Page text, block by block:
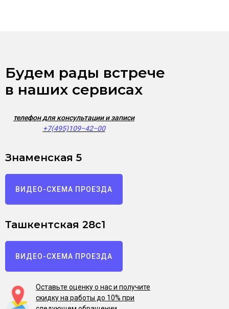
Будем рады встрече
в наших сервисах
телефон для консультации и записи
+7(495)109−42−00
Знаменская 5
ВИДЕО-СХЕМА ПРОЕЗДА
Ташкентская 28с1
ВИДЕО-СХЕМА ПРОЕЗДА
Оставьте оценку о нас и получите
скидку на работы до 10% при